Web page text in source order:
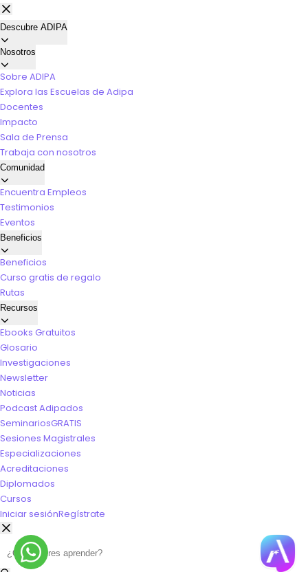
Descubre ADIPA
Nosotros
Sobre ADIPA
Explora las Escuelas de Adipa
Docentes
Impacto
Sala de Prensa
Trabaja con nosotros
Comunidad
Encuentra Empleos
Testimonios
Eventos
Beneficios
Beneficios
Curso gratis de regalo
Rutas
Recursos
Ebooks Gratuitos
Glosario
Investigaciones
Newsletter
Noticias
Podcast Adipados
SeminariosGRATIS
Sesiones Magistrales
Especializaciones
Acreditaciones
Diplomados
Cursos
Iniciar sesiónRegístrate
Buscar